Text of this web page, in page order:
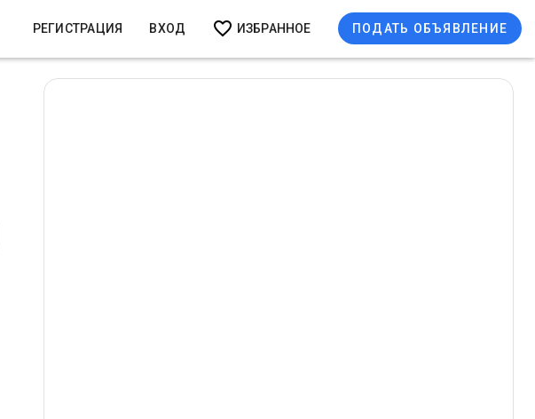
РЕГИСТРАЦИЯ ВХОД ИЗБРАННОЕ ПОДАТЬ ОБЪЯВЛЕНИЕ